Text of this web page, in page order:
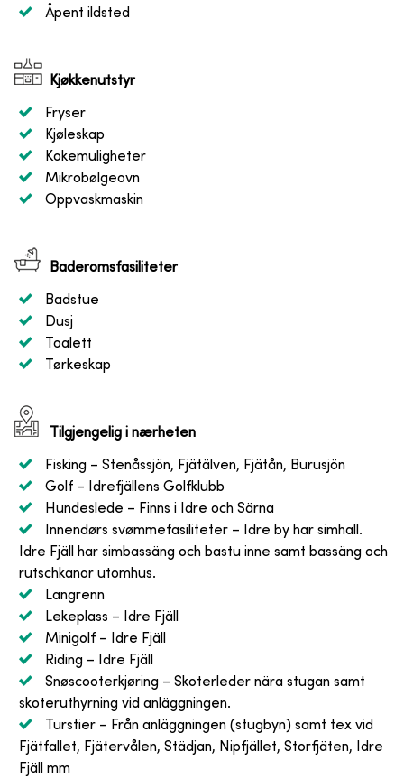
Åpent ildsted
Kjøkkenutstyr
Fryser
Kjøleskap
Kokemuligheter
Mikrobølgeovn
Oppvaskmaskin
Baderomsfasiliteter
Badstue
Dusj
Toalett
Tørkeskap
Tilgjengelig i nærheten
Fisking – Stenåssjön, Fjätälven, Fjätån, Burusjön
Golf – Idrefjällens Golfklubb
Hundeslede – Finns i Idre och Särna
Innendørs svømmefasiliteter – Idre by har simhall.
Idre Fjäll har simbassäng och bastu inne samt bassäng och
rutschkanor utomhus.
Langrenn
Lekeplass – Idre Fjäll
Minigolf – Idre Fjäll
Riding – Idre Fjäll
Snøscooterkjøring – Skoterleder nära stugan samt
skoteruthyrning vid anläggningen.
Turstier – Från anläggningen (stugbyn) samt tex vid
Fjätfallet, Fjätervålen, Städjan, Nipfjället, Storfjäten, Idre
Fjäll mm